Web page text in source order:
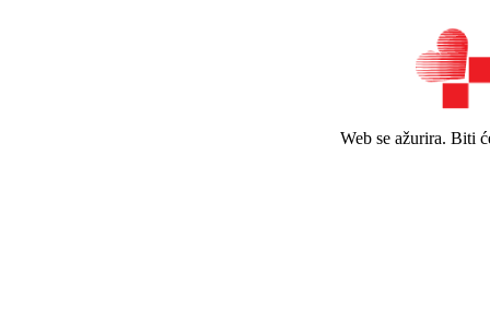
Web se ažurira. Biti